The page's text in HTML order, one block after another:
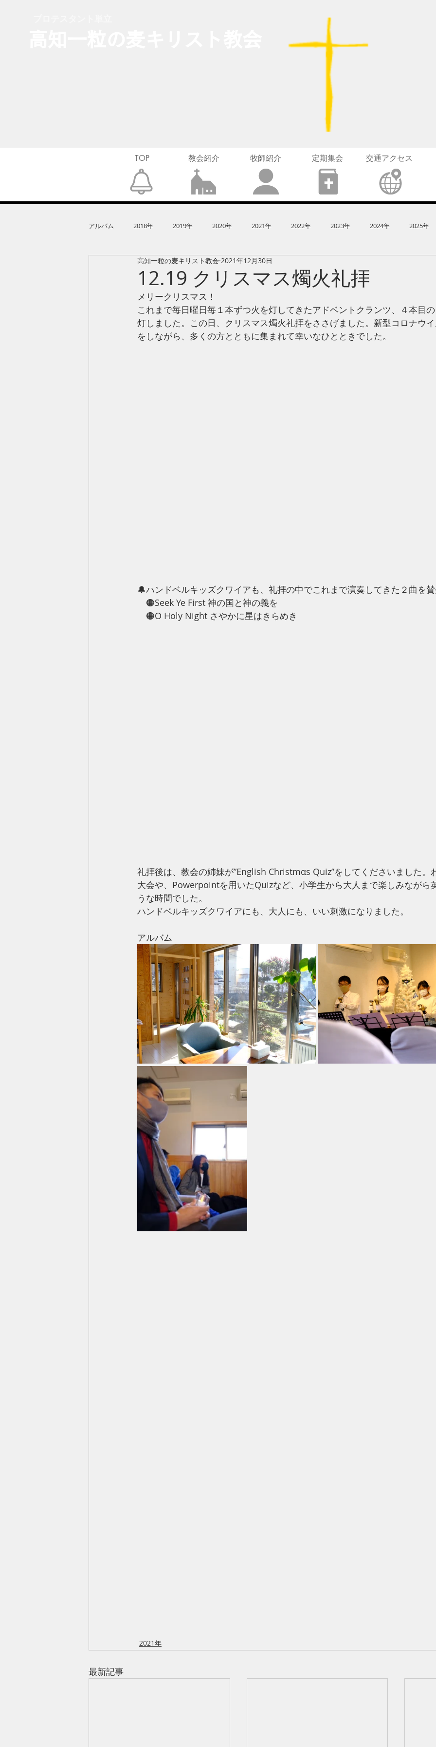
アルバム 2018年 2019年 2020年 2021年 2022年 2023年 2024年 2025年
クリスマス ハンドベル 2026年 ドングラミ教会
12.19 クリスマス燭火礼拝
高知一粒の麦キリスト教会 2021年12月30日
メリークリスマス！
これまで毎日曜日毎１本ずつ火を灯してきたアドベントクランツ、４本目
灯しました。この日、クリスマス燭火礼拝をささげました。新型コロナウ
をしながら、多くの方とともに集まれて幸いなひとときでした。
🔔ハンドベルキッズクワイアも、礼拝の中でこれまで演奏してきた２曲を賛
🟠Seek Ye First 神の国と神の義を
🟠O Holy Night さやかに星はきらめき
礼拝後は、教会の姉妹が”English Christmαs Quiz”をしてくださいました。
大会や、Powerpointを用いたQuizなど、小学生から大人まで楽しみながら
うな時間でした。
ハンドベルキッズクワイアにも、大人にも、いい刺激になりました。
アルバム
2021年
最新記事
TOP 教会紹介 牧師紹介 定期集会 交通アクセス